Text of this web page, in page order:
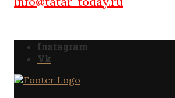
Instagram
Vk